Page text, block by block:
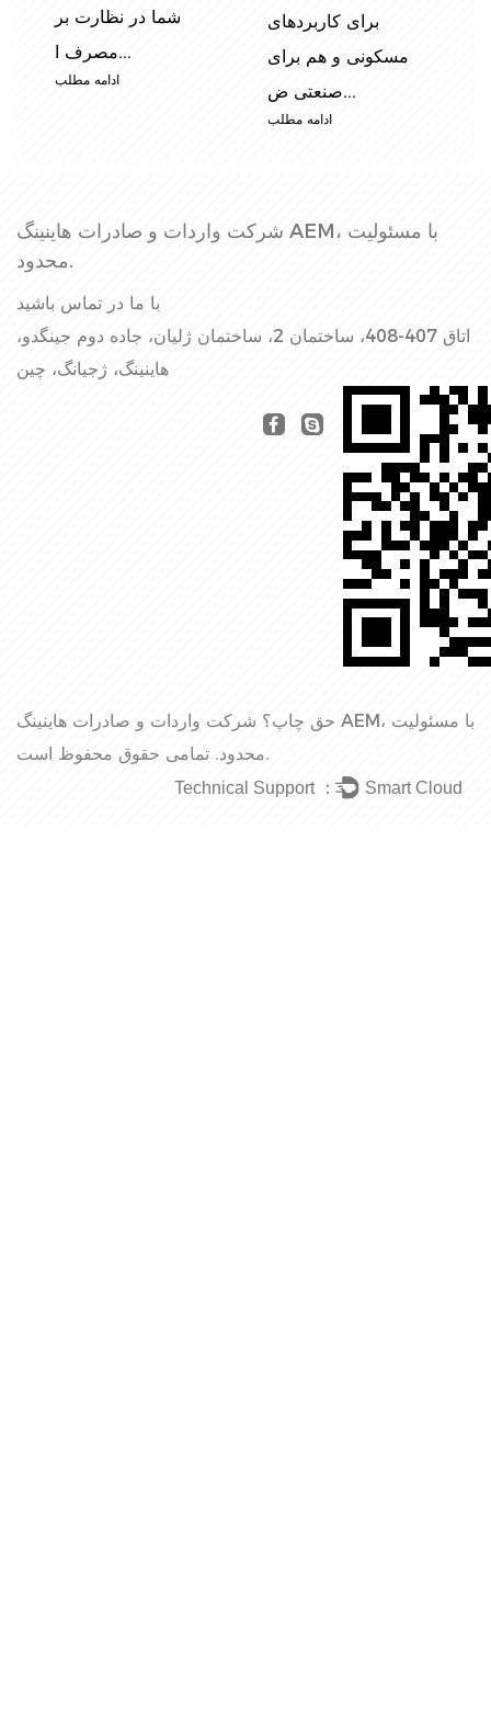
های مختلف ، از
تأسیسات...
ادامه مطلب
گسترده در کاربردهای
...
شرکت واردات و صادرات هاینینگ AEM، با مسئولیت
محدود.
با ما در تماس باشید
اتاق 407-408، ساختمان 2، ساختمان ژلیان، جاده دوم جینگدو،
هاینینگ، ژجیانگ، چین
حق چاپ؟ شرکت واردات و صادرات هاینینگ AEM، با مسئولیت
محدود.تمامی حقوق محفوظ است.
Technical Support ： Smart Cloud